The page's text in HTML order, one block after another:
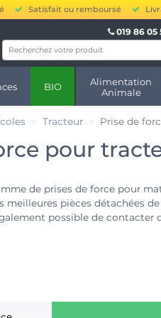
Satisfait ou remboursé
019 86 05
BIO
Alimentation
Animale
Tracteur Prise de
pour
de prises de force pour
meilleures pièces détachées
possible de contacter